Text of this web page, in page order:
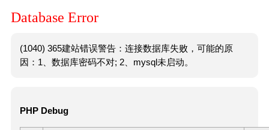
Database Error
(1040) 365建站错误警告：连接数据库失败，可能的原
因：1、数据库密码不对; 2、mysql未启动。
PHP Debug